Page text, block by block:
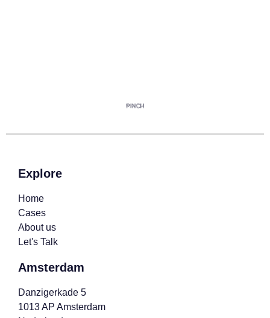
Explore
Home
Cases
About us
Let's Talk
Amsterdam
Danzigerkade 5
1013 AP Amsterdam